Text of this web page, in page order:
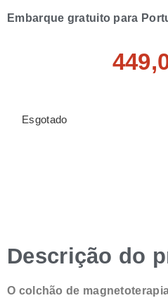
Embarque gratuito para
Esgotado
Descrição do
O colchão de